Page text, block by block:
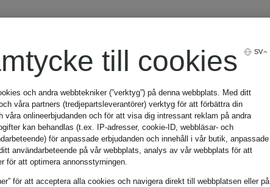
SV
till cookies
och andra webbtekniker (”verktyg”) på denna webbplats. Med ditt
våra partners (tredjepartsleverantörer) verktyg för att förbättra din
våra onlineerbjudanden och för att visa dig intressant reklam på andra
kan behandlas (t.ex. IP-adresser, cookie-ID, webbläsar- och
för anpassade erbjudanden och innehåll i vår butik, anpassade
användarbeteende på vår webbplats, analys av vår webbplats för att
för att optimera annonsstyrningen.
för att acceptera alla cookies och navigera direkt till webbplatsen eller på